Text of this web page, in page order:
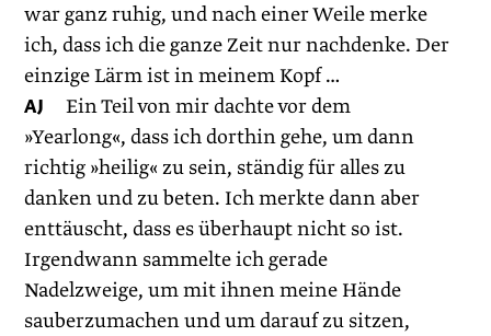
war ganz ruhig, und nach einer Weile merke
ich, dass ich die ganze Zeit nur nachdenke. Der
einzige Lärm ist in meinem Kopf …
AJ Ein Teil von mir dachte vor dem
»Yearlong«, dass ich dorthin gehe, um dann
richtig »heilig« zu sein, ständig für alles zu
danken und zu beten. Ich merkte dann aber
enttäuscht, dass es überhaupt nicht so ist.
Irgendwann sammelte ich gerade
Nadelzweige, um mit ihnen meine Hände
sauberzumachen und um darauf zu sitzen,